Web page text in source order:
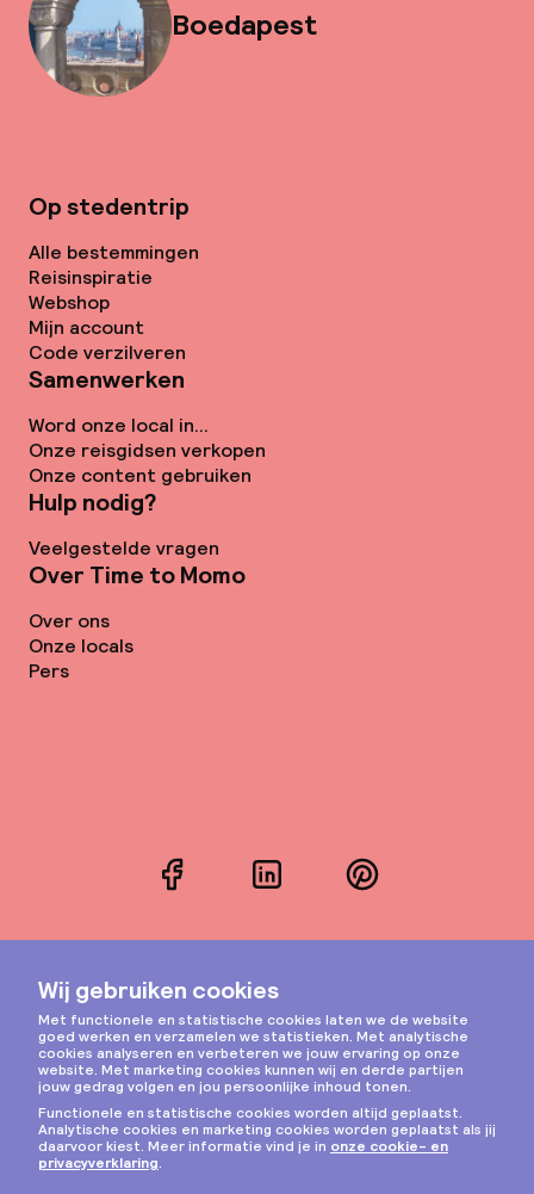
Boedapest
Op stedentrip
Alle bestemmingen
Reisinspiratie
Webshop
Mijn account
Code verzilveren
Samenwerken
Word onze local in...
Onze reisgidsen verkopen
Onze content gebruiken
Hulp nodig?
Veelgestelde vragen
Over Time to Momo
Over ons
Onze locals
Pers
FacebookLinkedInPinterest
Instagram